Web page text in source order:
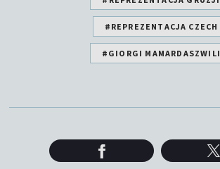
#REPREZENTACJA CZECH
#GIORGI MAMARDASZWILI